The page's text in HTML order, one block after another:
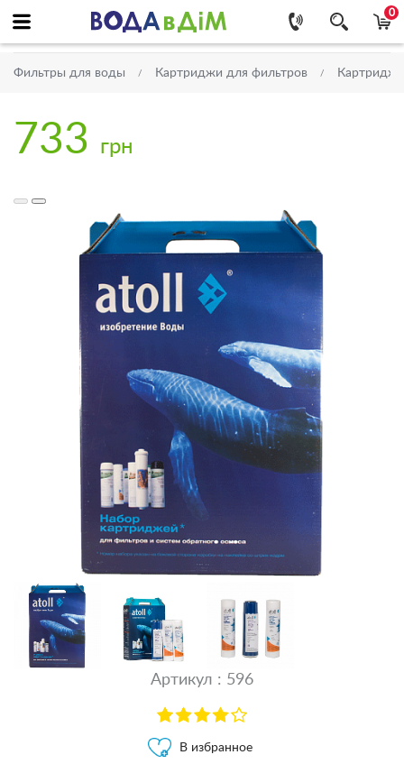
0
Фильтры для воды Картриджи для фильтров
733 грн
Артикул : 596
В избранное